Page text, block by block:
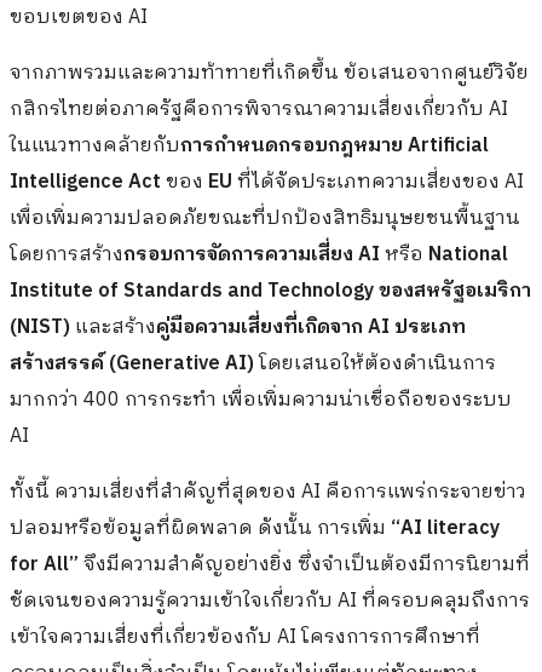
ขอบเขตของ AI
จากภาพรวมและความท้าทายที่เกิดขึ้น ข้อเสนอจากศูนย์วิจัย
กสิกรไทยต่อภาครัฐคือการพิจารณาความเสี่ยงเกี่ยวกับ AI
ในแนวทางคล้ายกับการกำหนดกรอบกฎหมาย Artificial
Intelligence Actของ EUที่ได้จัดประเภทความเสี่ยงของ AI
เพื่อเพิ่มความปลอดภัยขณะที่ปกป้องสิทธิมนุษยชนพื้นฐาน
โดยการสร้างกรอบการจัดการความเสี่ยง AIหรือ National
Institute of Standards and Technology ของสหรัฐอเมริกา
(NIST)และสร้างคู่มือความเสี่ยงที่เกิดจาก AI ประเภท
สร้างสรรค์ (Generative AI)โดยเสนอให้ต้องดำเนินการ
มากกว่า 400 การกระทำ เพื่อเพิ่มความน่าเชื่อถือของระบบ
AI
ทั้งนี้ ความเสี่ยงที่สำคัญที่สุดของ AI คือการแพร่กระจายข่าว
ปลอมหรือข้อมูลที่ผิดพลาด ดังนั้น การเพิ่ม “AI literacy
for All”จึงมีความสำคัญอย่างยิ่ง ซึ่งจำเป็นต้องมีการนิยามที่
ชัดเจนของความรู้ความเข้าใจเกี่ยวกับ AI ที่ครอบคลุมถึงการ
เข้าใจความเสี่ยงที่เกี่ยวข้องกับ AI โครงการการศึกษาที่